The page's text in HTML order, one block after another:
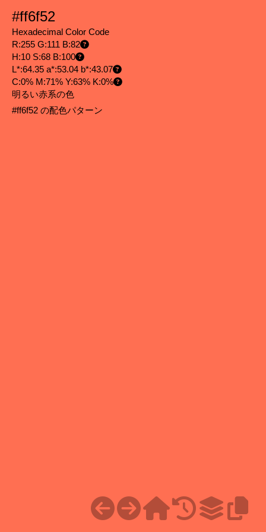
#ff6f52
Hexadecimal Color Code
R:255 G:111 B:82
H:10 S:68 B:100
L*:64.35 a*:53.04 b*:43.07
C:0% M:71% Y:63% K:0%
明るい赤系の色
#ff6f52 の配色パターン